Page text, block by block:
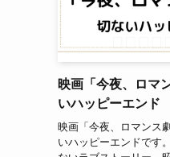
映画「今夜、ロマ
いハッピーエンド
映画「今夜、ロマンス
いハッピーエンドです